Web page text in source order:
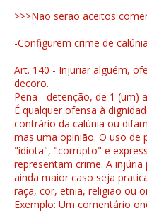
>>>Não serão aceitos
-Configurem crime de
Art. 140 - Injuriar alguém,
decoro.
Pena - detenção, de 1 (um)
É qualquer ofensa à
contrário da calúnia ou
mas uma opinião. O uso
"idiota", "corrupto" e
representam crime. A
ainda maior caso seja
raça, cor, etnia, religião ou
Exemplo: Um comentário